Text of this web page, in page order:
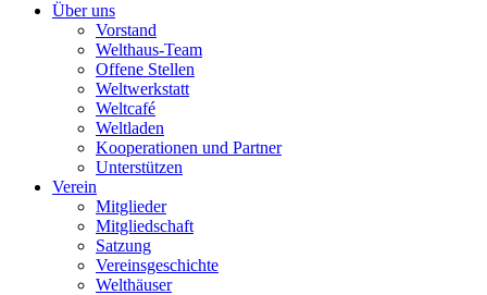
Über uns
Vorstand
Welthaus-Team
Offene Stellen
Weltwerkstatt
Weltcafé
Weltladen
Kooperationen und Partner
Unterstützen
Verein
Mitglieder
Mitgliedschaft
Satzung
Vereinsgeschichte
Welthäuser